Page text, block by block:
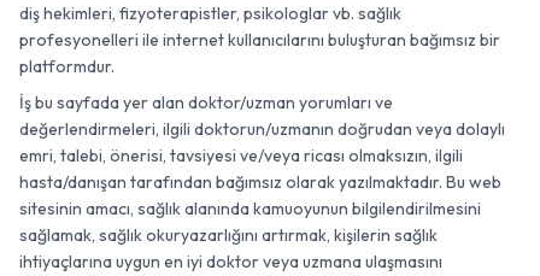
diş hekimleri, fizyoterapistler, psikologlar vb. sağlık
profesyonelleri ile internet kullanıcılarını buluşturan bağımsız bir
platformdur.
İş bu sayfada yer alan doktor/uzman yorumları ve
değerlendirmeleri, ilgili doktorun/uzmanın doğrudan veya dolaylı
emri, talebi, önerisi, tavsiyesi ve/veya ricası olmaksızın, ilgili
hasta/danışan tarafından bağımsız olarak yazılmaktadır. Bu web
sitesinin amacı, sağlık alanında kamuoyunun bilgilendirilmesini
sağlamak, sağlık okuryazarlığını artırmak, kişilerin sağlık
ihtiyaçlarına uygun en iyi doktor veya uzmana ulaşmasını